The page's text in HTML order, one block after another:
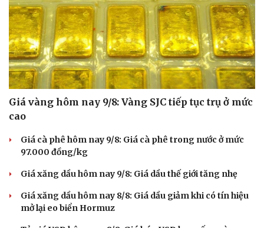
Giá vàng hôm nay 9/8: Vàng SJC tiếp tục trụ ở mức
cao
Giá cà phê hôm nay 9/8: Giá cà phê trong nước ở mức
97.000 đồng/kg
Giá xăng dầu hôm nay 9/8: Giá dầu thế giới tăng nhẹ
Giá xăng dầu hôm nay 8/8: Giá dầu giảm khi có tín hiệu
mở lại eo biển Hormuz